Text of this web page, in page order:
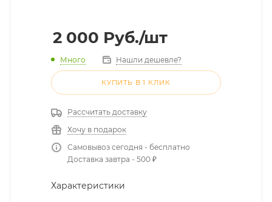
2 000 Руб./шт
Много Нашли дешевле?
КУПИТЬ В 1 КЛИК
Рассчитать доставку
Хочу в подарок
Самовывоз сегодня - бесплатно
Доставка завтра - 500 ₽
Характеристики